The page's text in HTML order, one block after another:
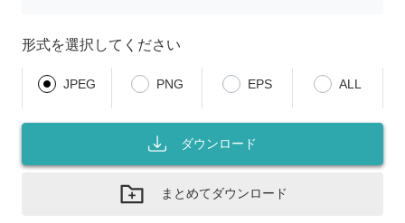
形式を選択してください
JPEG PNG EPS ALL
ダウンロード
まとめてダウンロード